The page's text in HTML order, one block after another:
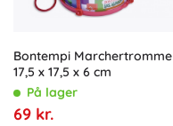
Bontempi Marchertromme
17,5 x 17,5 x 6 cm
På lager
69 kr.